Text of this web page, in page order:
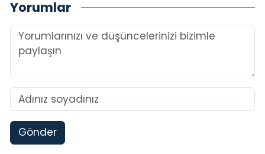
Yorumlar
Gönder